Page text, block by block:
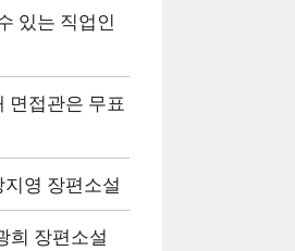
있는 직업인
면접관은 무표
영 장편소설
희 장편소설